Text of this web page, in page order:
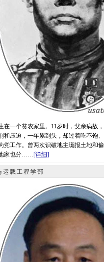
一个贫农家里。11岁时，父亲病故
和压迫，一年累到头，却过着吃不饱
党工作。曾两次识破地主谎报土地和
他家也分……[详细]
运载工程学部